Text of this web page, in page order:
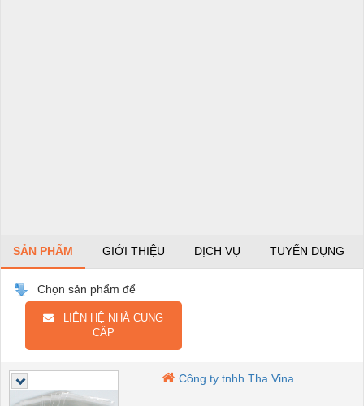
SẢN PHẨM GIỚI THIỆU DỊCH VỤ TUYỂN DỤNG
Chọn sản phẩm để
LIÊN HỆ NHÀ CUNG
CẤP
Công ty tnhh Tha Vina